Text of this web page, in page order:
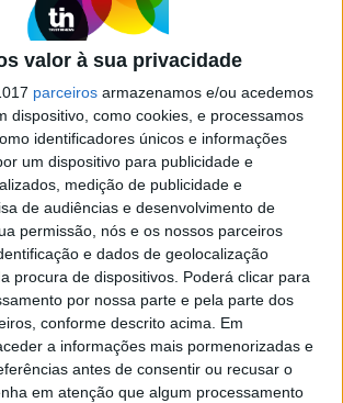
valor à sua privacidade
parceiros armazenamos e/ou acedemos
dispositivo, como cookies, e processamos
identificadores únicos e informações
um dispositivo para publicidade e
medição de publicidade e
de audiências e desenvolvimento de
permissão, nós e os nossos parceiros
e dados de geolocalização
procura de dispositivos. Poderá clicar para
por nossa parte e pela parte dos
conforme descrito acima. Em
a informações mais pormenorizadas e
antes de consentir ou recusar o
em atenção que algum processamento
como descobriu que estava na
como descobriu que